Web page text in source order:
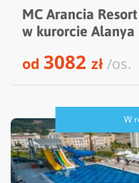
MC Arancia
w kurorcie Alanya
od 3082 zł/os.
W